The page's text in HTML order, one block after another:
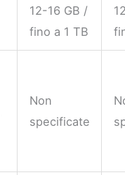
12-16 GB /
fino a 1 TB
Non
specificate